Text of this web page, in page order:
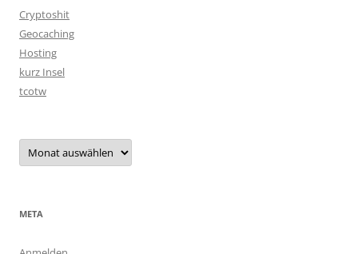
Cryptoshit
Geocaching
Hosting
kurz Insel
tcotw
Archiv
META